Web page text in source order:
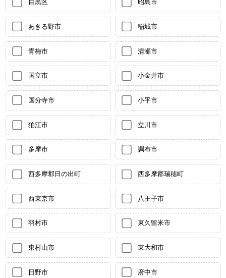
目黒区 昭島市
あきる野市 稲城市
青梅市 清瀬市
国立市 小金井市
国分寺市 小平市
狛江市 立川市
多摩市 調布市
西多摩郡日の出町 西多摩郡瑞穂町
西東京市 八王子市
羽村市 東久留米市
東村山市 東大和市
日野市 府中市